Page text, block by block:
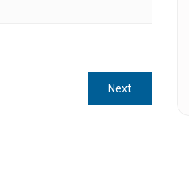
NextNext
post: